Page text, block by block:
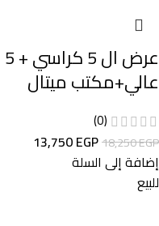
عالي+مكتب ميتال
(0)
18,250EGP
13,750EGP
إضافة إلى السلة
للبيع